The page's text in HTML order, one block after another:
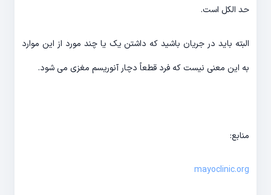
حد الکل است.
البته باید در جریان باشید که داشتن یک یا چند مورد از این موارد
به این معنی نیست که فرد قطعاً دچار آنوریسم مغزی می شود.
منابع:
mayoclinic.org